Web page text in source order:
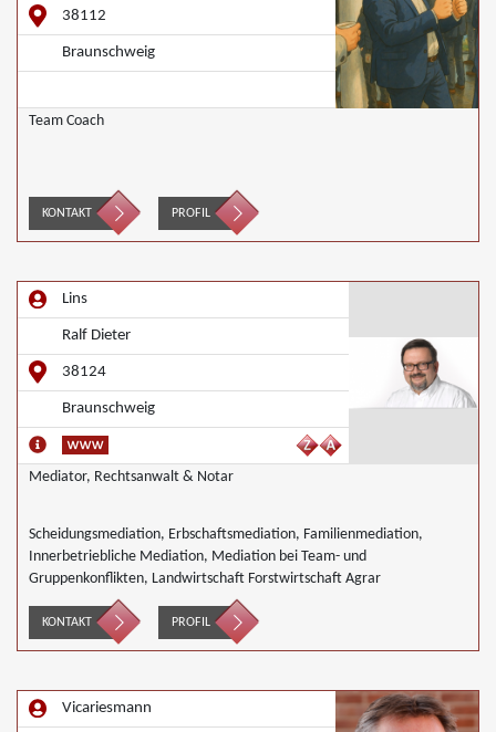
38112
Braunschweig
Team Coach
KONTAKT PROFIL
Lins
Ralf Dieter
38124
Braunschweig
Mediator, Rechtsanwalt & Notar
Scheidungsmediation, Erbschaftsmediation, Familienmediation,
Innerbetriebliche Mediation, Mediation bei Team- und
Gruppenkonflikten, Landwirtschaft Forstwirtschaft Agrar
KONTAKT PROFIL
Vicariesmann